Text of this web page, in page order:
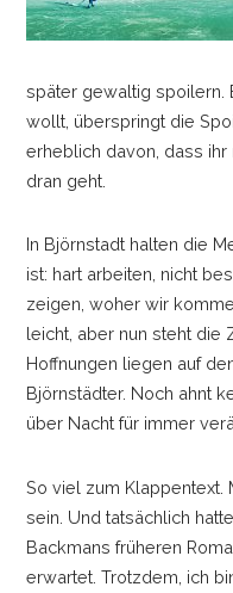
später gewaltig spoilern.
wollt, überspringt die
erheblich davon, dass
dran geht.
In Björnstadt halten die
ist: hart arbeiten, nicht
zeigen, woher wir
leicht, aber nun steht die
Hoffnungen liegen auf
Björnstädter. Noch ahnt
über Nacht für immer
So viel zum Klappentext.
sein. Und tatsächlich
Backmans früheren
erwartet. Trotzdem, ich